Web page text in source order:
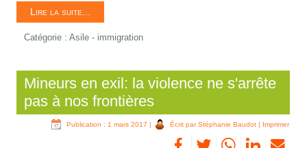
Lire la suite...
Catégorie :Asile - immigration
Mineurs en exil: la violence ne s'arrête
pas à nos frontières
Publication : 1 mars 2017 | Écrit par Stéphanie Baudot | Imprimer